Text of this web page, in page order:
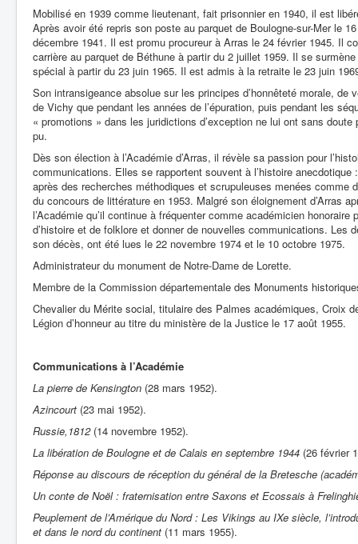
Mobilisé en 1939 comme lieutenant, fait prisonnier en 1940, il est
Après avoir été repris son poste au parquet de Boulogne-sur-Mer le
décembre 1941. Il est promu procureur à Arras le 24 février 1945. Il
carrière au parquet de Béthune à partir du 2 juillet 1959. Il se
spécial à partir du 23 juin 1965. Il est admis à la retraite le 23 juin
Son intransigeance absolue sur les principes d’honnêteté morale,
de Vichy que pendant les années de l’épuration, puis pendant les
« promotions » dans les juridictions d’exception ne lui ont sans
pu.
Dès son élection à l’Académie d’Arras, il révèle sa passion pour
communications. Elles se rapportent souvent à l’histoire
après des recherches méthodiques et scrupuleuses menées
du concours de littérature en 1953. Malgré son éloignement d’Arras
l’Académie qu’il continue à fréquenter comme académicien
d’histoire et de folklore et donner de nouvelles communications. Les
son décès, ont été lues le 22 novembre 1974 et le 10 octobre 1975.
Administrateur du monument de Notre-Dame de Lorette.
Membre de la Commission départementale des Monuments
Chevalier du Mérite social, titulaire des Palmes académiques, Croix
Légion d’honneur au titre du ministère de la Justice le 17 août 1955.
Communications à l’Académie
La pierre de Kensington (28 mars 1952).
Azincourt (23 mai 1952).
Russie,1812 (14 novembre 1952).
La libération de Boulogne et de Calais en septembre 1944 (26 février
Réponse au discours de réception du général de la Bretesche
Un conte de Noël : fraternisation entre Saxons et Ecossais à
Peuplement de l’Amérique du Nord : Les Vikings au IXe siècle,
et dans le nord du continent (11 mars 1955).